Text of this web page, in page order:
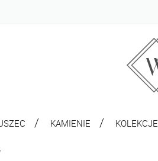
KAMIENIE KOLEKCJE